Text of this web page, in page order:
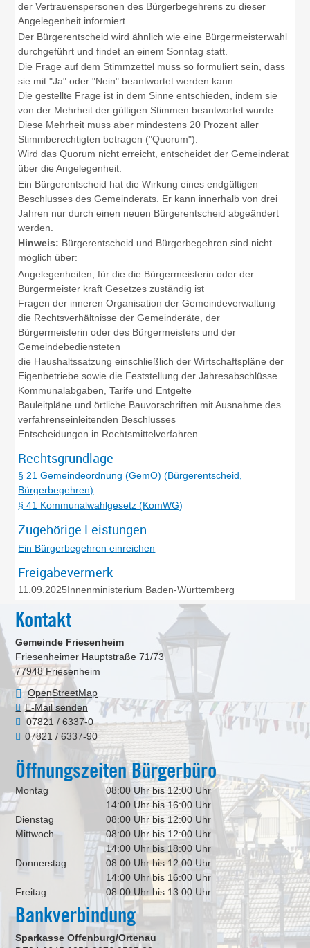
der Vertrauenspersonen des Bürgerbegehrens zu dieser
Angelegenheit informiert.
Der Bürgerentscheid wird ähnlich wie eine Bürgermeisterwahl
durchgeführt und findet an einem Sonntag statt.
Die Frage auf dem Stimmzettel muss so formuliert sein, dass
sie mit "Ja" oder "Nein" beantwortet werden kann.
Die gestellte Frage ist in dem Sinne entschieden, indem sie
von der Mehrheit der gültigen Stimmen beantwortet wurde.
Diese Mehrheit muss aber mindestens 20 Prozent aller
Stimmberechtigten betragen ("Quorum").
Wird das Quorum nicht erreicht, entscheidet der Gemeinderat
über die Angelegenheit.
Ein Bürgerentscheid hat die Wirkung eines endgültigen
Beschlusses des Gemeinderats. Er kann innerhalb von drei
Jahren nur durch einen neuen Bürgerentscheid abgeändert
werden.
Hinweis: Bürgerentscheid und Bürgerbegehren sind nicht
möglich über:
Angelegenheiten, für die die Bürgermeisterin oder der
Bürgermeister kraft Gesetzes zuständig ist
Fragen der inneren Organisation der Gemeindeverwaltung
die Rechtsverhältnisse der Gemeinderäte, der
Bürgermeisterin oder des Bürgermeisters und der
Gemeindebediensteten
die Haushaltssatzung einschließlich der Wirtschaftspläne der
Eigenbetriebe sowie die Feststellung der Jahresabschlüsse
Kommunalabgaben, Tarife und Entgelte
Bauleitpläne und örtliche Bauvorschriften mit Ausnahme des
verfahrenseinleitenden Beschlusses
Entscheidungen in Rechtsmittelverfahren
Rechtsgrundlage
§ 21 Gemeindeordnung (GemO) (Bürgerentscheid,
Bürgerbegehren)
§ 41 Kommunalwahlgesetz (KomWG)
Zugehörige Leistungen
Ein Bürgerbegehren einreichen
Freigabevermerk
11.09.2025Innenministerium Baden-Württemberg
Kontakt
Gemeinde Friesenheim
Friesenheimer Hauptstraße 71/73
77948 Friesenheim
OpenStreetMap
E-Mail senden
07821 / 6337-0
07821 / 6337-90
Öffnungszeiten Bürgerbüro
Montag
08:00 Uhr bis 12:00 Uhr
14:00 Uhr bis 16:00 Uhr
Dienstag
08:00 Uhr bis 12:00 Uhr
Mittwoch
08:00 Uhr bis 12:00 Uhr
14:00 Uhr bis 18:00 Uhr
Donnerstag
08:00 Uhr bis 12:00 Uhr
14:00 Uhr bis 16:00 Uhr
Freitag
08:00 Uhr bis 13:00 Uhr
Bankverbindung
Sparkasse Offenburg/Ortenau